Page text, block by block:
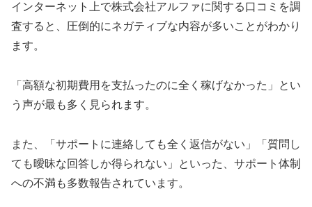
インターネット上で株式会社アルファに関する口コミを調
査すると、圧倒的にネガティブな内容が多いことがわかり
ます。
「高額な初期費用を支払ったのに全く稼げなかった」とい
う声が最も多く見られます。
また、「サポートに連絡しても全く返信がない」「質問し
ても曖昧な回答しか得られない」といった、サポート体制
への不満も多数報告されています。